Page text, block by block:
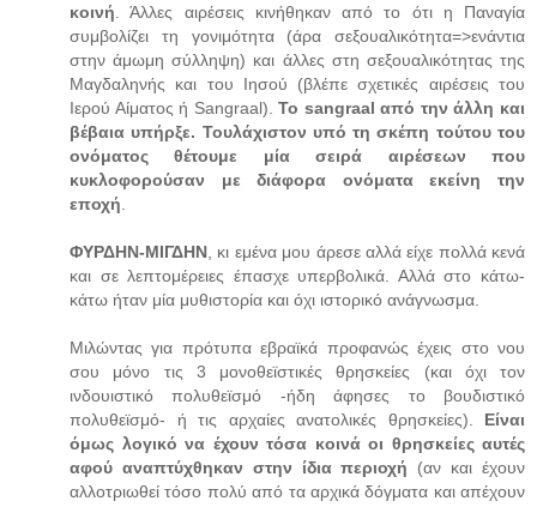
κοινή . Άλλες αιρέσεις κινήθηκαν από το ότι η Παναγία
συμβολίζει τη γονιμότητα (άρα σεξουαλικότητα=>ενάντια
στην άμωμη σύλληψη) και άλλες στη σεξουαλικότητας της
Μαγδαληνής και του Ιησού (βλέπε σχετικές αιρέσεις του
Ιερού Αίματος ή Sangraal).Το sangraal από την άλλη και
βέβαια υπήρξε. Τουλάχιστον υπό τη σκέπη τούτου του
ονόματος θέτουμε μία σειρά αιρέσεων που
κυκλοφορούσαν με διάφορα ονόματα εκείνη την
εποχή
ΦΥΡΔΗΝ-ΜΙΓΔΗΝ , κι εμένα μου άρεσε αλλά είχε πολλά κενά
και σε λεπτομέρειες έπασχε υπερβολικά. Αλλά στο κάτω-
κάτω ήταν μία μυθιστορία και όχι ιστορικό ανάγνωσμα.
Μιλώντας για πρότυπα εβραϊκά προφανώς έχεις στο νου
σου μόνο τις 3 μονοθεϊστικές θρησκείες (και όχι τον
ινδουιστικό πολυθεϊσμό -ήδη άφησες το βουδιστικό
πολυθεϊσμό- ή τις αρχαίες ανατολικές θρησκείες). Είναι
όμως λογικό να έχουν τόσα κοινά οι θρησκείες αυτές
αφού αναπτύχθηκαν στην ίδια περιοχή (αν και έχουν
αλλοτριωθεί τόσο πολύ από τα αρχικά δόγματα και απέχουν